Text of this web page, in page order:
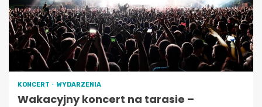
KONCERT WYDARZENIA
Wakacyjny koncert na tarasie –